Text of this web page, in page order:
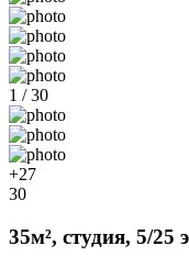
1 / 30
+27
30
35м², студия, 5/25